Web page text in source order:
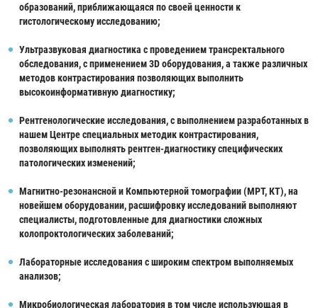
образований, приближающаяся по своей ценности к
гистологическому исследованию;
Ультразвуковая диагностика с проведением трансректального
обследования, с применением 3D оборудования, а также различных
методов контрастирования позволяющих выполнить
высокоинформативную диагностику;
Рентгенологические исследования, с выполнением разработанных в
нашем Центре специальных методик контрастирования,
позволяющих выполнять рентген-диагностику специфических
патологических изменений;
Магнитно-резонансной и Компьютерной томографии (МРТ, КТ), на
новейшем оборудовании, расшифровку исследований выполняют
специалисты, подготовленные для диагностики сложных
колопроктологических заболеваний;
Лабораторные исследования с широким спектром выполняемых
анализов;
Микробиологическая лаборатория в том числе использующая в